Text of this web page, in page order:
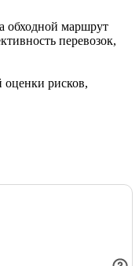
обходной маршрут
перевозок,
рисков,